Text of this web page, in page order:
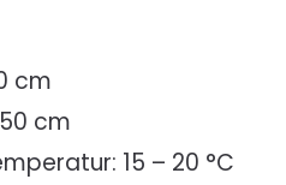
cm
cm
15 – 20 °C